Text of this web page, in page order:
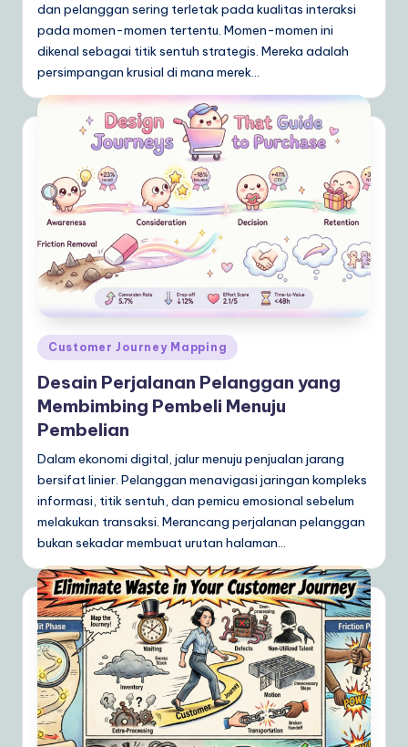
dan pelanggan sering terletak pada kualitas interaksi
pada momen-momen tertentu. Momen-momen ini
dikenal sebagai titik sentuh strategis. Mereka adalah
persimpangan krusial di mana merek…
Posted
Customer Journey Mapping
Desain Perjalanan Pelanggan yang
Membimbing Pembeli Menuju
Pembelian
Dalam ekonomi digital, jalur menuju penjualan jarang
bersifat linier. Pelanggan menavigasi jaringan kompleks
informasi, titik sentuh, dan pemicu emosional sebelum
melakukan transaksi. Merancang perjalanan pelanggan
bukan sekadar membuat urutan halaman…